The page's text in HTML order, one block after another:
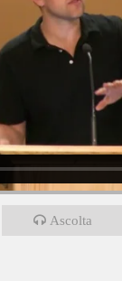
CHAPEL
Ascolta